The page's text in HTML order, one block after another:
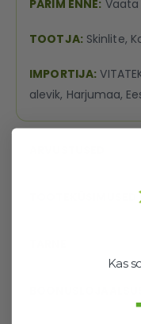
PARIM ENNE:
TOOTJA:Skinlite,
IMPORTIJA:
alevik, Harjumaa,
Kas